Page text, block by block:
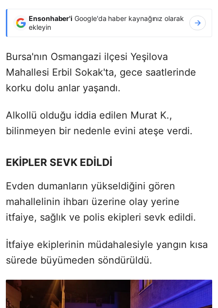
Ensonhaber'i Google'da haber kaynağınız olarak
ekleyin
Bursa'nın Osmangazi ilçesi Yeşilova
Mahallesi Erbil Sokak'ta, gece saatlerinde
korku dolu anlar yaşandı.
Alkollü olduğu iddia edilen Murat K.,
bilinmeyen bir nedenle evini ateşe verdi.
EKİPLER SEVK EDİLDİ
Evden dumanların yükseldiğini gören
mahallelinin ihbarı üzerine olay yerine
itfaiye, sağlık ve polis ekipleri sevk edildi.
İtfaiye ekiplerinin müdahalesiyle yangın kısa
sürede büyümeden söndürüldü.